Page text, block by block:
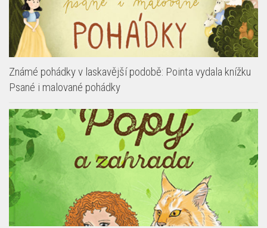
Známé pohádky v laskavější podobě: Pointa vydala knížku
Psané i malované pohádky